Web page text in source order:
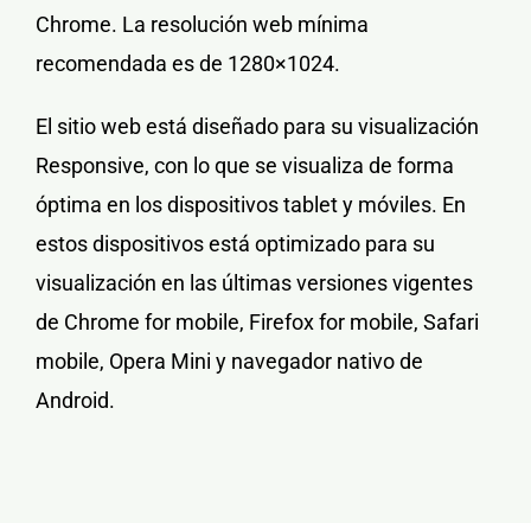
Chrome. La resolución web mínima
recomendada es de 1280×1024.
El sitio web está diseñado para su visualización
Responsive, con lo que se visualiza de forma
óptima en los dispositivos tablet y móviles. En
estos dispositivos está optimizado para su
visualización en las últimas versiones vigentes
de Chrome for mobile, Firefox for mobile, Safari
mobile, Opera Mini y navegador nativo de
Android.